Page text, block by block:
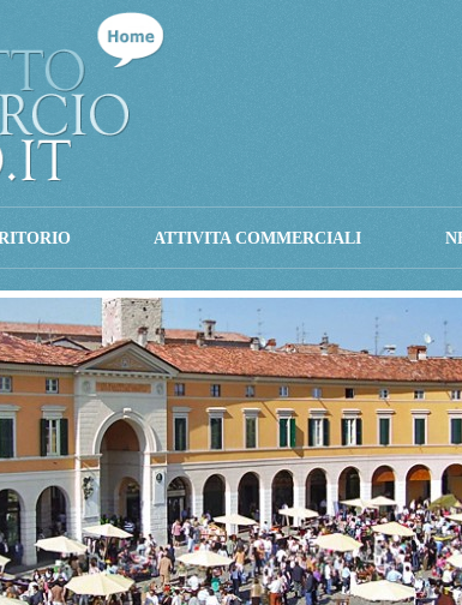
ATTIVITA COMMERCIALI